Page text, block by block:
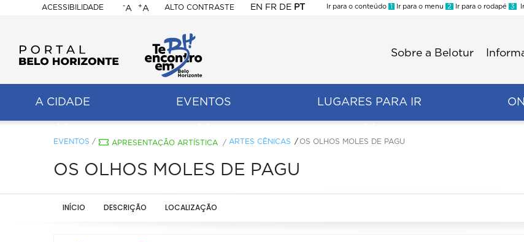
ACESSIBILIDADE
BELO
HORIZONTE
-A +A ALTO CONTRASTE EN FR DE PT
Ir para o conteúdo 1 Ir para o menu 2 Ir para o rodapé 3
Sobre a Belotur
A CIDADE EVENTOS LUGARES PARA IR
EVENTOS / APRESENTAÇÃO ARTÍSTICA / ARTES CÊNICAS OS OLHOS MOLES DE PAGU
OS OLHOS MOLES DE PAGU
INÍCIO DESCRIÇÃO LOCALIZAÇÃO